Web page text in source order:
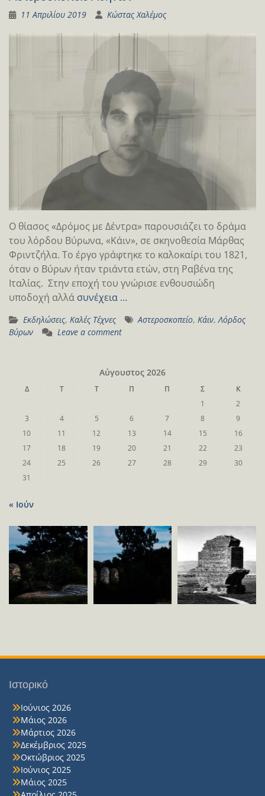
11 Απριλίου 2019 Κώστας Χαλέμος
Ο θίασος «Δρόμος με Δέντρα» παρουσιάζει το δράμα
του λόρδου Βύρωνα, «Κάιν», σε σκηνοθεσία Μάρθας
Φριντζήλα. Το έργο γράφτηκε το καλοκαίρι του 1821,
όταν ο Βύρων ήταν τριάντα ετών, στη Ραβένα της
Ιταλίας. Στην εποχή του γνώρισε ενθουσιώδη
υποδοχή αλλά συνέχεια …
Εκδηλώσεις, Καλές Τέχνες Αστεροσκοπείο, Κάιν, Λόρδος
Βύρων
Leave a comment
Αύγουστος 2026
Δ Τ Τ Π Π Σ
Κ
1
2
3
4 5 6 7 8
9
10
11 12 13 14 15
16
17
18 19 20 21 22
23
24
25 26 27 28 29
30
31
« Ιούν
Ιστορικό
Ιούνιος 2026
Μάιος 2026
Μάρτιος 2026
Δεκέμβριος 2025
Οκτώβριος 2025
Ιούνιος 2025
Μάιος 2025